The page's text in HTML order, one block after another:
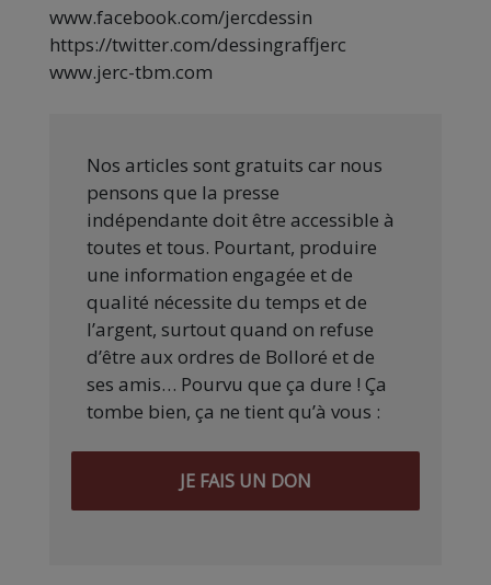
www.facebook.com/jercdessin
https://twitter.com/dessingraffjerc
www.jerc-tbm.com
Nos articles sont gratuits car nous
pensons que la presse
indépendante doit être accessible à
toutes et tous. Pourtant, produire
une information engagée et de
qualité nécessite du temps et de
l’argent, surtout quand on refuse
d’être aux ordres de Bolloré et de
ses amis… Pourvu que ça dure ! Ça
tombe bien, ça ne tient qu’à vous :
JE FAIS UN DON